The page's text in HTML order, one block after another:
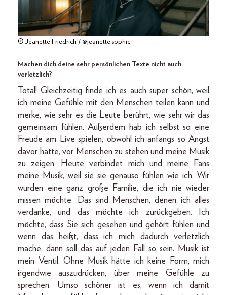
© Jeanette Friedrich / @jeanette.sophie
Machen dich deine sehr persönlichen Texte nicht auch
verletzlich?
Total! Gleichzeitig finde ich es auch super schön, weil
ich meine Gefühle mit den Menschen teilen kann und
merke, wie sehr es die Leute berührt, wie sehr wir das
gemeinsam fühlen. Außerdem hab ich selbst so eine
Freude am Live spielen, obwohl ich anfangs so Angst
davor hatte, vor Menschen zu stehen und meine Musik
zu zeigen. Heute verbindet mich und meine Fans
meine Musik, weil sie sie genauso fühlen wie ich. Wir
wurden eine ganz große Familie, die ich nie wieder
missen möchte. Das sind Menschen, denen ich alles
verdanke, und das möchte ich zurückgeben. Ich
möchte, dass Sie sich gesehen und gehört fühlen und
wenn das heißt, dass ich mich dadurch verletzlich
mache, dann soll das auf jeden Fall so sein. Musik ist
mein Ventil. Ohne Musik hätte ich keine Form, mich
irgendwie auszudrücken, über meine Gefühle zu
sprechen. Umso schöner ist es, wenn ich damit